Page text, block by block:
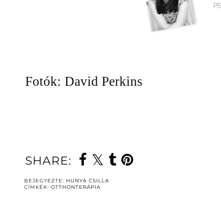
Fotók: David Perkins
SHARE:
BEJEGYEZTE: HUNYA CSILLA
CÍMKÉK: OTTHONTERÁPIA